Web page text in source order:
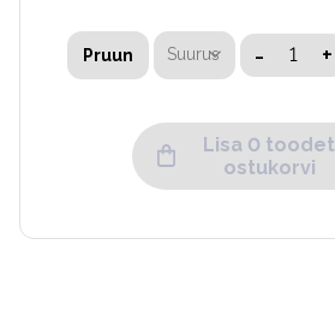
Pruun Suurus - +
Lisa 0 toodet
ostukorvi